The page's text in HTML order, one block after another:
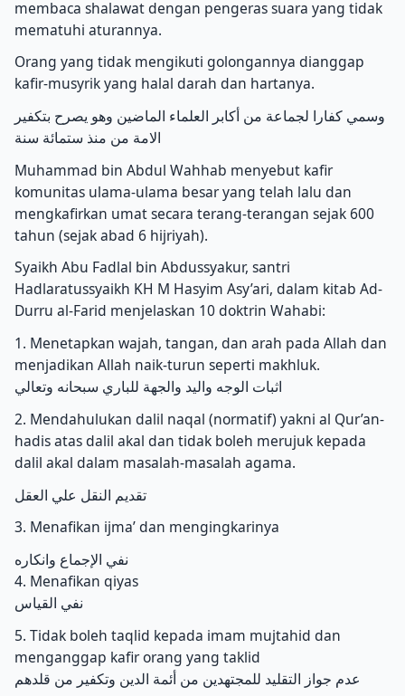
membaca shalawat dengan pengeras suara yang tidak
mematuhi aturannya.
Orang yang tidak mengikuti golongannya dianggap
kafir-musyrik yang halal darah dan hartanya.
وسمي كفارا لجماعة من أكابر العلماء الماضين وهو يصرح بتكفير
الامة من منذ ستمائة سنة
Muhammad bin Abdul Wahhab menyebut kafir
komunitas ulama-ulama besar yang telah lalu dan
mengkafirkan umat secara terang-terangan sejak 600
tahun (sejak abad 6 hijriyah).
Syaikh Abu Fadlal bin Abdussyakur, santri
Hadlaratussyaikh KH M Hasyim Asy’ari, dalam kitab Ad-
Durru al-Farid menjelaskan 10 doktrin Wahabi:
1. Menetapkan wajah, tangan, dan arah pada Allah dan
menjadikan Allah naik-turun seperti makhluk.
اثبات الوجه واليد والجهة للباري سبحانه وتعالي
2. Mendahulukan dalil naqal (normatif) yakni al Qur’an-
hadis atas dalil akal dan tidak boleh merujuk kepada
dalil akal dalam masalah-masalah agama.
تقديم النقل علي العقل
3. Menafikan ijma’ dan mengingkarinya
نفي الإجماع وانكاره
4. Menafikan qiyas
نفي القياس
5. Tidak boleh taqlid kepada imam mujtahid dan
menganggap kafir orang yang taklid
عدم جواز التقليد للمجتهدين من أئمة الدين وتكفير من قلدهم